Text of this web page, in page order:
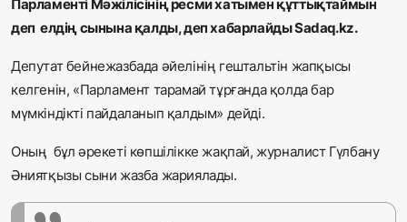
Қазақ тілі
Парламенті Мәжілісінің ресми хатымен құттықтаймын
деп елдің сынына қалды, деп хабарлайды Sadaq.kz.
Депутат бейнежазбада әйелінің гештальтін жапқысы
келгенін, «Парламент тарамай тұрғанда қолда бар
мүмкіндікті пайдаланып қалдым» дейді.
Оның бұл әрекеті көпшілікке жақпай, журналист Гүлбану
Әниятқызы сыни жазба жариялады.